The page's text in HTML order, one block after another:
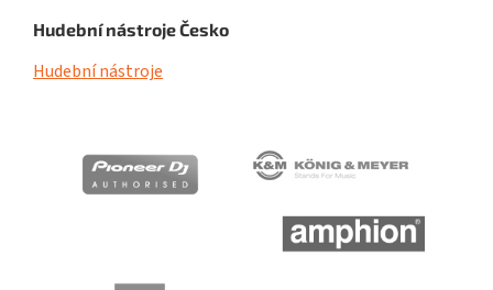
Hudební nástroje Česko
Hudební nástroje